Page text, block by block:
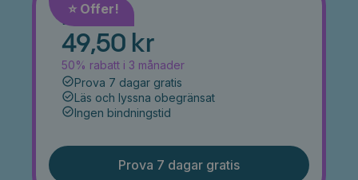
⭐️ Offer!
Månad
49,50 kr
50% rabatt i 3 månader
Prova 7 dagar gratis
Läs och lyssna obegränsat
Ingen bindningstid
Prova 7 dagar gratis